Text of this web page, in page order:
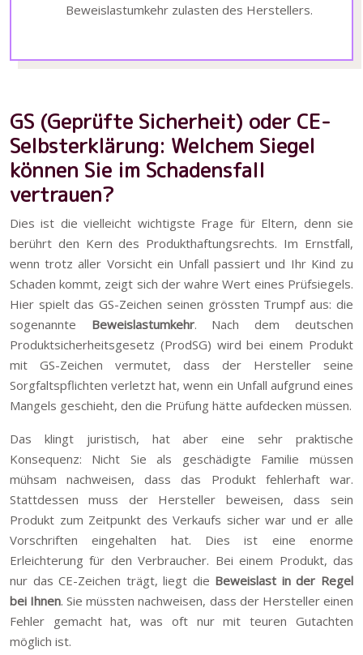
Beweislastumkehr zulasten des Herstellers.
GS (Geprüfte Sicherheit) oder CE-
Selbsterklärung: Welchem Siegel
können Sie im Schadensfall
vertrauen?
Dies ist die vielleicht wichtigste Frage für Eltern, denn sie
berührt den Kern des Produkthaftungsrechts. Im Ernstfall,
wenn trotz aller Vorsicht ein Unfall passiert und Ihr Kind zu
Schaden kommt, zeigt sich der wahre Wert eines Prüfsiegels.
Hier spielt das GS-Zeichen seinen grössten Trumpf aus: die
sogenannte Beweislastumkehr. Nach dem deutschen
Produktsicherheitsgesetz (ProdSG) wird bei einem Produkt
mit GS-Zeichen vermutet, dass der Hersteller seine
Sorgfaltspflichten verletzt hat, wenn ein Unfall aufgrund eines
Mangels geschieht, den die Prüfung hätte aufdecken müssen.
Das klingt juristisch, hat aber eine sehr praktische
Konsequenz: Nicht Sie als geschädigte Familie müssen
mühsam nachweisen, dass das Produkt fehlerhaft war.
Stattdessen muss der Hersteller beweisen, dass sein
Produkt zum Zeitpunkt des Verkaufs sicher war und er alle
Vorschriften eingehalten hat. Dies ist eine enorme
Erleichterung für den Verbraucher. Bei einem Produkt, das
nur das CE-Zeichen trägt, liegt die Beweislast in der Regel
bei Ihnen. Sie müssten nachweisen, dass der Hersteller einen
Fehler gemacht hat, was oft nur mit teuren Gutachten
möglich ist.